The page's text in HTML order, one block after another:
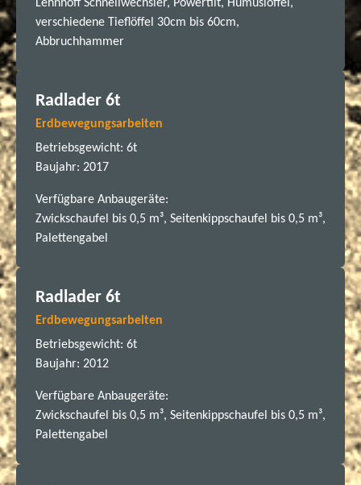
Lehnhoff Schnellwechsler, Powertilt, Humuslöffel,
verschiedene Tieflöffel 30cm bis 60cm,
Abbruchhammer
Radlader 6t
Erdbewegungsarbeiten
Betriebsgewicht: 6t
Baujahr: 2017
Verfügbare Anbaugeräte:
Zwickschaufel bis 0,5 m³, Seitenkippschaufel bis 0,5 m³,
Palettengabel
Radlader 6t
Erdbewegungsarbeiten
Betriebsgewicht: 6t
Baujahr: 2012
Verfügbare Anbaugeräte:
Zwickschaufel bis 0,5 m³, Seitenkippschaufel bis 0,5 m³,
Palettengabel